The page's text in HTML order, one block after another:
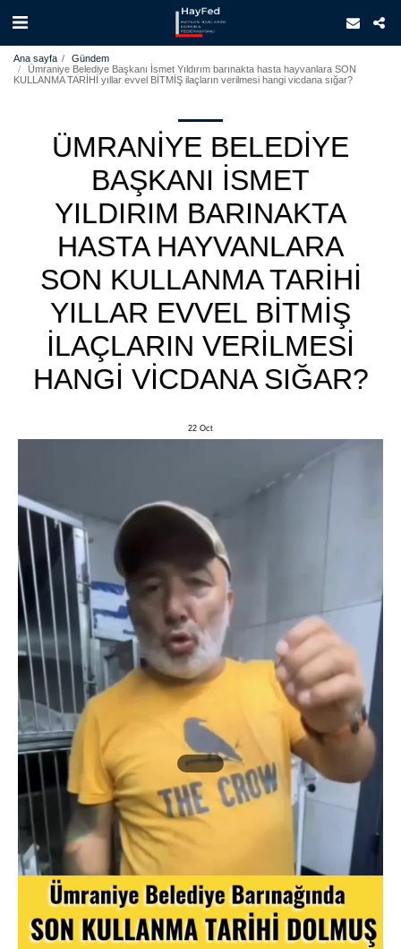
Ana sayfa
Gündem
Ümraniye Belediye Başkanı İsmet Yıldırım barınakta hasta hayvanlara SON
KULLANMA TARİHİ yıllar evvel BİTMİŞ ilaçların verilmesi hangi vicdana sığar?
ÜMRANIYE BELEDIYE
BAŞKANI İSMET
YILDIRIM BARINAKTA
HASTA HAYVANLARA
SON KULLANMA TARİHİ
YILLAR EVVEL BİTMİŞ
ILAÇLARIN VERILMESI
HANGI VICDANA SIĞAR?
22 Oct